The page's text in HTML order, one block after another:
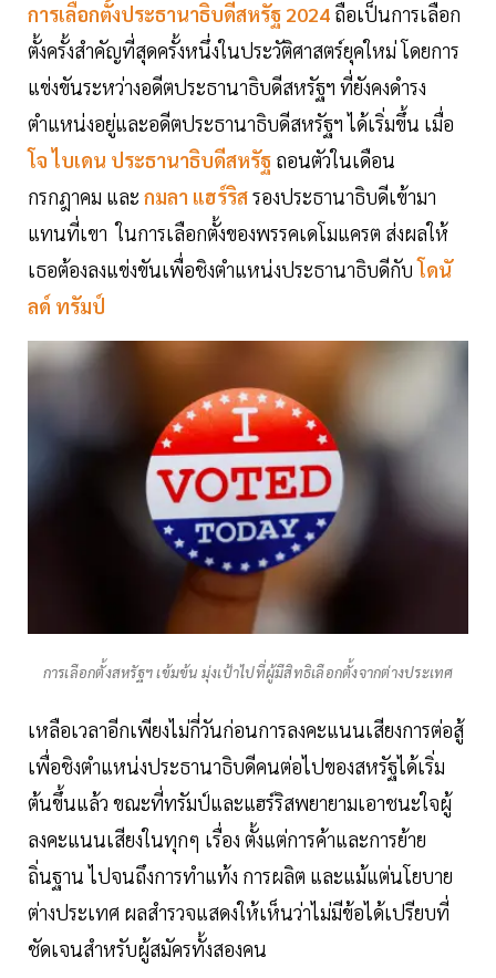
การเลือกตั้งประธานาธิบดีสหรัฐ 2024 ถือเป็นการเลือก
ตั้งครั้งสำคัญที่สุดครั้งหนึ่งในประวัติศาสตร์ยุคใหม่ โดยการ
แข่งขันระหว่างอดีตประธานาธิบดีสหรัฐฯ ที่ยังคงดำรง
ตำแหน่งอยู่และอดีตประธานาธิบดีสหรัฐฯ ได้เริ่มขึ้น เมื่อ
โจ ไบเดน ประธานาธิบดีสหรัฐ ถอนตัวในเดือน
กรกฎาคม และ กมลา แฮร์ริสรองประธานาธิบดีเข้ามา
แทนที่เขา ในการเลือกตั้งของพรรคเดโมแครต ส่งผลให้
เธอต้องลงแข่งขันเพื่อชิงตำแหน่งประธานาธิบดีกับโดนั
ลด์ ทรัมป์
การเลือกตั้งสหรัฐฯ เข้มข้น มุ่งเป้าไปที่ผู้มีสิทธิเลือกตั้งจากต่างประเทศ
เหลือเวลาอีกเพียงไม่กี่วันก่อนการลงคะแนนเสียงการต่อสู้
เพื่อชิงตำแหน่งประธานาธิบดีคนต่อไปของสหรัฐได้เริ่ม
ต้นขึ้นแล้ว ขณะที่ทรัมป์และแฮร์ริสพยายามเอาชนะใจผู้
ลงคะแนนเสียงในทุกๆ เรื่อง ตั้งแต่การค้าและการย้าย
ถิ่นฐาน ไปจนถึงการทำแท้ง การผลิต และแม้แต่นโยบาย
ต่างประเทศ ผลสำรวจแสดงให้เห็นว่าไม่มีข้อได้เปรียบที่
ชัดเจนสำหรับผู้สมัครทั้งสองคน